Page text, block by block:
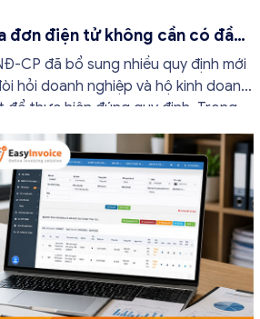
đơn điện tử không cần có đầy
2026
CP đã bổ sung nhiều quy định mới
hỏi doanh nghiệp và hộ kinh doanh
để thực hiện đúng quy định. Trong
tử EasyInvoice sẽ chia sẻ 13
tử không cần […]